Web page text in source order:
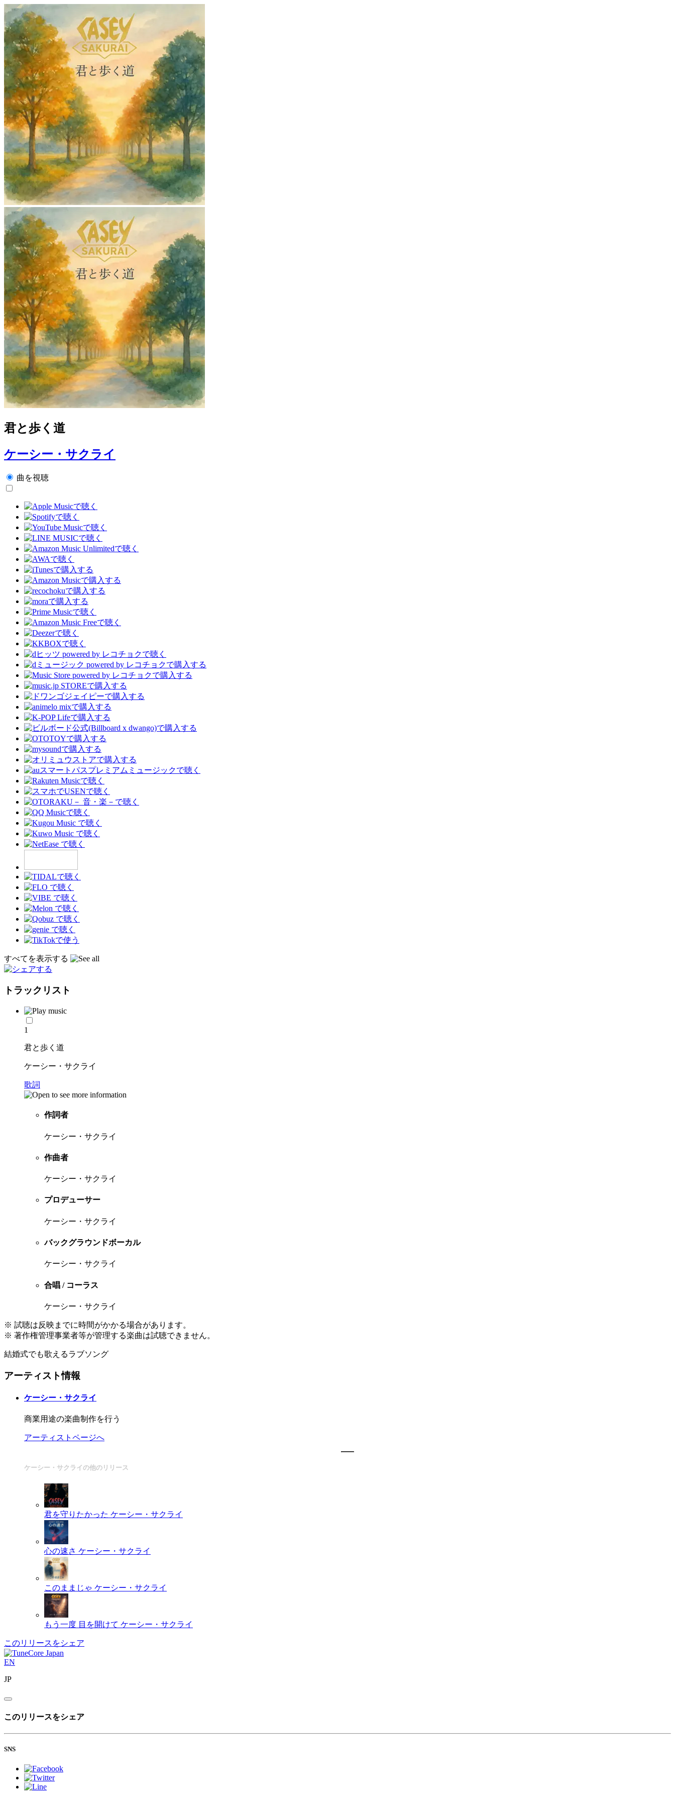
君と歩く道
ケーシー・サクライ
曲を視聴
すべてを表示する
トラックリスト
1
君と歩く道
ケーシー・サクライ
歌詞
作詞者
ケーシー・サクライ
作曲者
ケーシー・サクライ
プロデューサー
ケーシー・サクライ
バックグラウンドボーカル
ケーシー・サクライ
合唱 / コーラス
ケーシー・サクライ
※ 試聴は反映までに時間がかかる場合があります。
※ 著作権管理事業者等が管理する楽曲は試聴できません。
結婚式でも歌えるラブソング
アーティスト情報
ケーシー・サクライ
商業用途の楽曲制作を行う
アーティストページへ
ケーシー・サクライの他のリリース
君を守りたかった ケーシー・サクライ
心の速さ ケーシー・サクライ
このままじゃ ケーシー・サクライ
もう一度 目を開けて ケーシー・サクライ
このリリースをシェア
EN
JP
このリリースをシェア
SNS